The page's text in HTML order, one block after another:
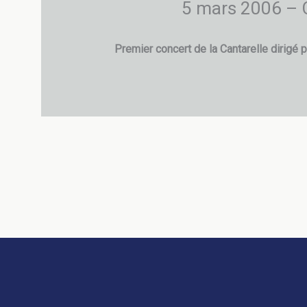
5 mars 2006 –
Premier concert de la Cantarelle dirigé